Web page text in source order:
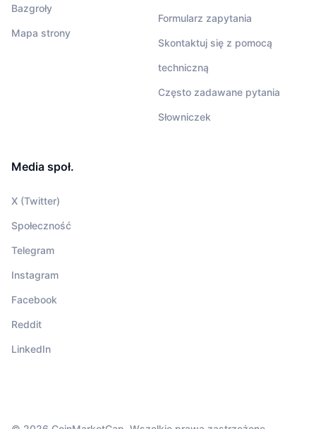
Bazgroły
Mapa strony
Formularz zapytania
Skontaktuj się z pomocą
techniczną
Często zadawane pytania
Słowniczek
Media społ.
X (Twitter)
Społeczność
Telegram
Instagram
Facebook
Reddit
LinkedIn